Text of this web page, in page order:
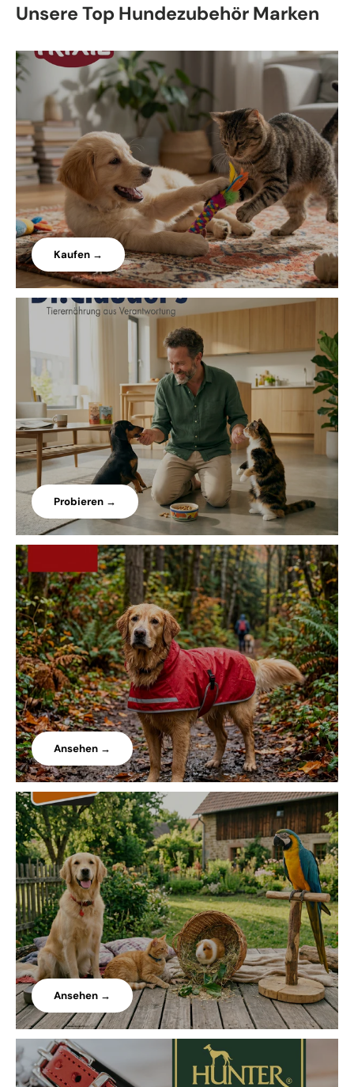
Unsere Top Hundezubehör Marken
Kaufen →
Probieren →
Ansehen →
Ansehen →